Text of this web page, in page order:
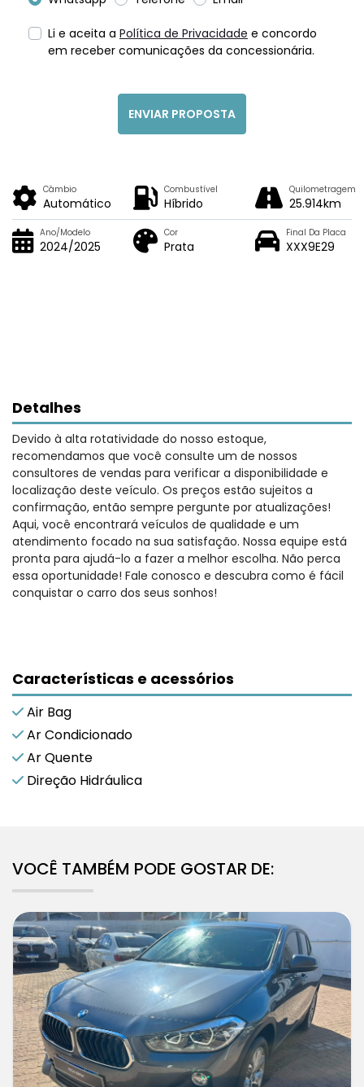
Li e aceita a Política de Privacidade e concordo
em receber comunicações da concessionária.
ENVIAR PROPOSTA
Câmbio
Automático
Combustível
Híbrido
Quilometragem
25.914km
Ano/Modelo
2024/2025
Cor
Prata
Final Da Placa
XXX9E29
Detalhes
Devido à alta rotatividade do nosso estoque,
recomendamos que você consulte um de nossos
consultores de vendas para verificar a disponibilidade e
localização deste veículo. Os preços estão sujeitos a
confirmação, então sempre pergunte por atualizações!
Aqui, você encontrará veículos de qualidade e um
atendimento focado na sua satisfação. Nossa equipe está
pronta para ajudá-lo a fazer a melhor escolha. Não perca
essa oportunidade! Fale conosco e descubra como é fácil
conquistar o carro dos seus sonhos!
Características e acessórios
Air Bag
Ar Condicionado
Ar Quente
Direção Hidráulica
VOCÊ TAMBÉM PODE GOSTAR DE: